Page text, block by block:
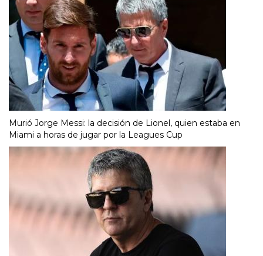
Murió Jorge Messi: la decisión de Lionel, quien estaba en
Miami a horas de jugar por la Leagues Cup